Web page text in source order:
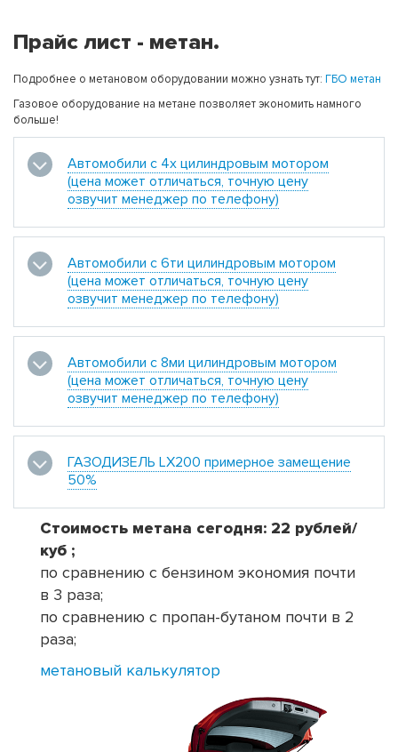
Прайс лист - метан.
Подробнее о метановом оборудовании можно узнать тут: ГБО метан
Газовое оборудование на метане позволяет экономить намного
больше!
Автомобили с 4х цилиндровым мотором
(цена может отличаться, точную цену
озвучит менеджер по телефону)
Автомобили с 6ти цилиндровым мотором
(цена может отличаться, точную цену
озвучит менеджер по телефону)
Автомобили с 8ми цилиндровым мотором
(цена может отличаться, точную цену
озвучит менеджер по телефону)
ГАЗОДИЗЕЛЬ LX200 примерное замещение
50%
Стоимость метана сегодня: 22 рублей/
куб ;
по сравнению с бензином экономия почти
в 3 раза;
по сравнению с пропан-бутаном почти в 2
раза;
метановый калькулятор